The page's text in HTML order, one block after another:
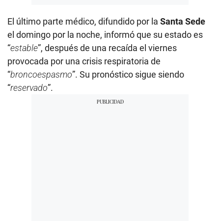
El último parte médico, difundido por la Santa Sede
el domingo por la noche, informó que su estado es
“estable”, después de una recaída el viernes
provocada por una crisis respiratoria de
“broncoespasmo”. Su pronóstico sigue siendo
“reservado”.